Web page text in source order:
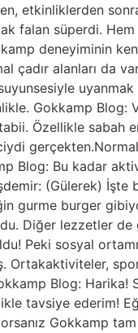
etkinliklerden
falan süperdi. Hem
deneyiminin
çadır alanları da
Gokkamp Blog:
Özellikle sabah
Blog: Bu kadar
(Gülerek)
gurme burger
Diğer lezzetler de
Peki sosyal
Ortakaktiviteler,
Blog: Harika!
tavsiye ederim!
Gokkamp